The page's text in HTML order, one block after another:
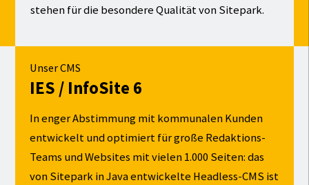
stehen für die besondere Qualität von Sitepark.
Unser CMS
IES / InfoSite 6
In enger Abstimmung mit kommunalen Kunden
entwickelt und optimiert für große Redaktions-
Teams und Websites mit vielen 1.000 Seiten: das
von Sitepark in Java entwickelte Headless-CMS ist